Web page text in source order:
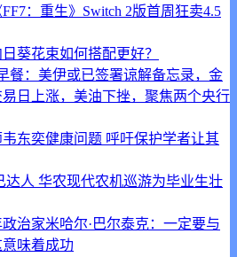
：重生》Switch 2版首周狂卖4.5
葵花束如何搭配更好？
餐：美伊或已签署谅解备忘录，金
日上涨，美油下挫，聚焦两个央行
东奕健康问题 呼吁保护学者让其
达人 华农现代农机巡游为毕业生壮
治家米哈尔·巴尔泰克：一定要与
味着成功